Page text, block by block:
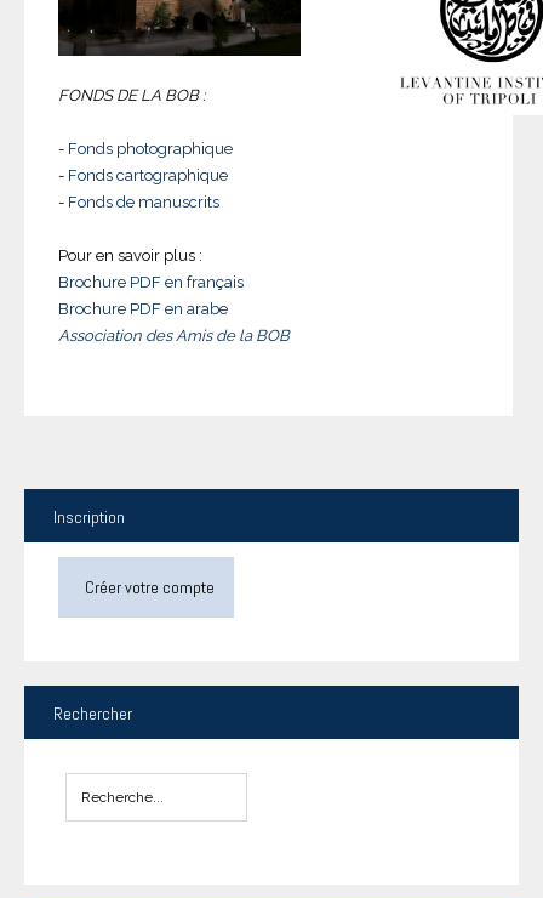
FONDS DE LA BOB :
- Fonds photographique
- Fonds cartographique
- Fonds de manuscrits
Pour en savoir plus :
Brochure PDF en français
Brochure PDF en arabe
Association des Amis de la BOB
Inscription
Créer votre compte
Rechercher